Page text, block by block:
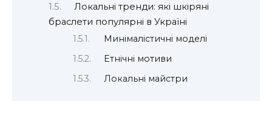
Локальні тренди: які шкіряні
браслети популярні в Україні
Минімалістичні моделі
Етнічні мотиви
Локальні майстри